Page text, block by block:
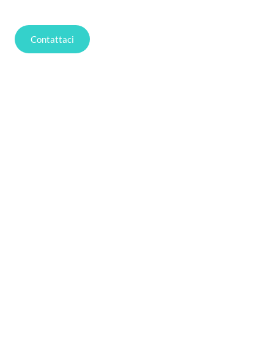
Contattaci